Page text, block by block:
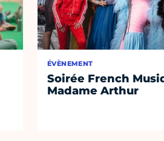
ÉVÈNEMENT
Soirée French
Madame Arthur